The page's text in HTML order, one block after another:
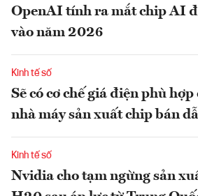
OpenAI tính ra mắt chip AI
vào năm 2026
Kinh tế số
Sẽ có cơ chế giá điện phù hợp
nhà máy sản xuất chip bán
Kinh tế số
Nvidia cho tạm ngừng sản